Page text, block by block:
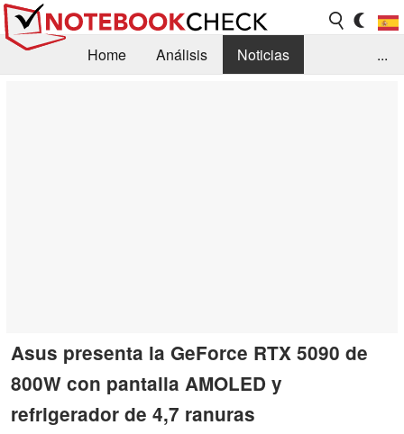
Home Análisis
Noticias
...
Asus presenta la GeForce RTX 5090 de
800W con pantalla AMOLED y
refrigerador de 4,7 ranuras